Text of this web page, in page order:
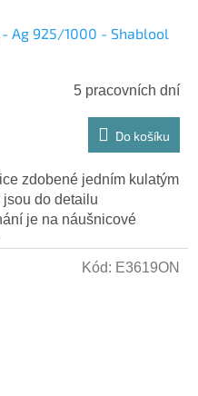
Ag 925/1000 - Shablool
5 pracovních dní
Do košíku
zdobené jedním kulatým
do detailu
je na náušnicové
Kód: E3619ON